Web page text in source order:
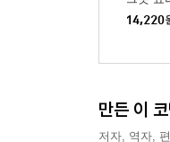
7.
가을 제철
14,220
만든 이
저자, 역자,